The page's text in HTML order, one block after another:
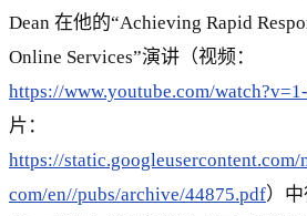
Dean 在他的“Achieving Rapid
Online Services”演讲（视频：
https://www.youtube.com/
片：
https://static.googleusercontent.com/
com/en//pubs/archive/44875.pdf）